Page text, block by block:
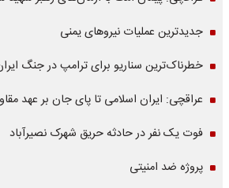
جدیدترین عملیات نیروهای یمنی
خطرناک‌ترین سناریو برای ترامپ در جنگ
عراقچی: ایران اسلامی تا پای جان بر عهد
فوت یک نفر در حادثه حریق شهرک نصیرآباد
پروژه ضد امنیتی